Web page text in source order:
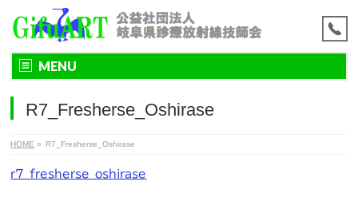
MENU
R7_Fresherse_Oshirase
HOME » R7_Fresherse_Oshirase
r7_fresherse_oshirase